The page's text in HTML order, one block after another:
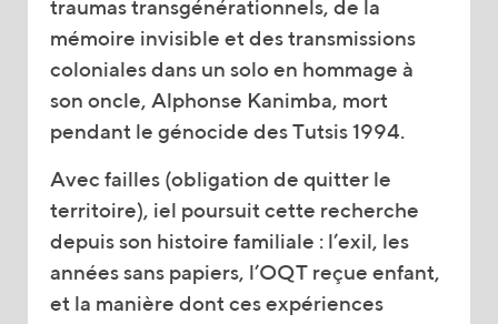
traumas transgénérationnels, de la
mémoire invisible et des transmissions
coloniales dans un solo en hommage à
son oncle, Alphonse Kanimba, mort
pendant le génocide des Tutsis 1994.
Avec failles (obligation de quitter le
territoire), iel poursuit cette recherche
depuis son histoire familiale : l’exil, les
années sans papiers, l’OQT reçue enfant,
et la manière dont ces expériences